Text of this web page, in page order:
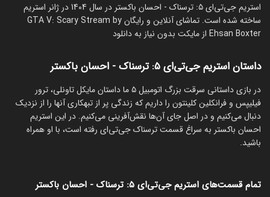
استریم جی‌تی‌ای ۵: ترسناک - احسان باکستر در سال 1404 در ژانر استریم
ساخته شده است. تماشای آنلاین و رایگان GTA V: Scary Stream by
Ehsan Boxter از مایکت بدون نیاز به دانلود
داستان استریم جی‌تی‌ای ۵: ترسناک - احسان باکستر
‏در بازی داستانی سرقت بزرگ اتومبیل ۵ ما داستان مایکل تاونلی، ترور
فیلیپس و فرانکلین کلینتون را داریم که زندگی پر از تبهکاری آنها را از نزدیک
دنبال می‌کنیم و در اصل جای آن‌ها نقش‌آفرینی می‌کنیم. در این استریم
احسان باکستر به سراغ قسمت ترسناک جی‌تی‌ای رفته است، با او همراه
باشید.
تمام قسمت‌های استریم جی‌تی‌ای ۵: ترسناک - احسان باکستر